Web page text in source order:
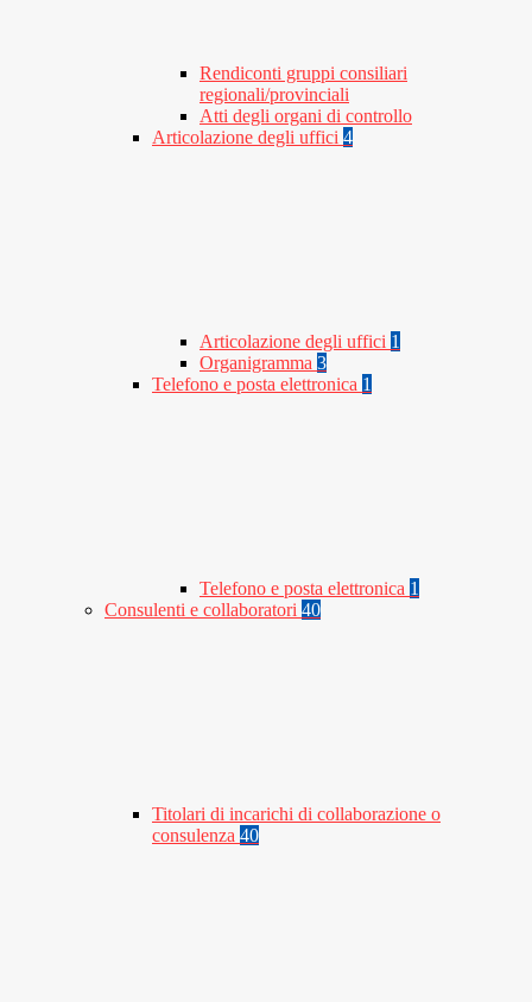
Rendiconti gruppi consiliari
regionali/provinciali
Atti degli organi di controllo
Articolazione degli uffici 4
Articolazione degli uffici 1
Organigramma 3
Telefono e posta elettronica 1
Telefono e posta elettronica 1
Consulenti e collaboratori 40
Titolari di incarichi di collaborazione o
consulenza 40